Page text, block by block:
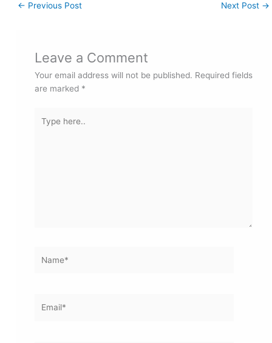
← Previous Post Next Post →
Leave a Comment
Your email address will not be published. Required fields
are marked *
here..